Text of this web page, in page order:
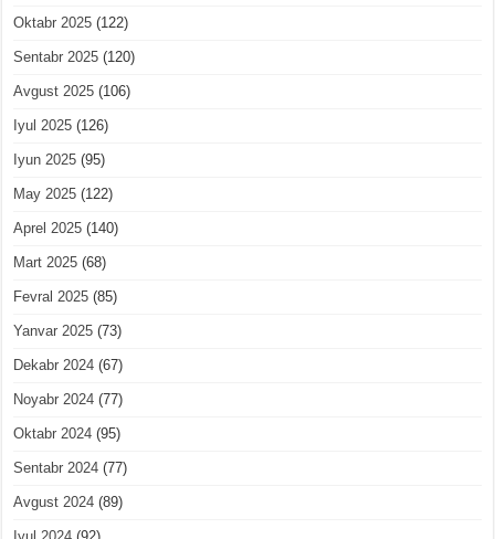
Oktabr 2025 (122)
Sentabr 2025 (120)
Avgust 2025 (106)
Iyul 2025 (126)
Iyun 2025 (95)
May 2025 (122)
Aprel 2025 (140)
Mart 2025 (68)
Fevral 2025 (85)
Yanvar 2025 (73)
Dekabr 2024 (67)
Noyabr 2024 (77)
Oktabr 2024 (95)
Sentabr 2024 (77)
Avgust 2024 (89)